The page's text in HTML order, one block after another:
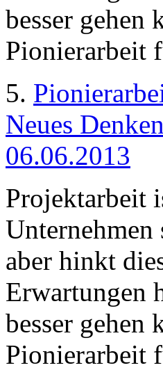
besser gehen
Pionierarbeit
5.
Neues
06.06.2013
Projektarbeit
aber hinkt
Erwartungen
besser gehen
Pionierarbeit